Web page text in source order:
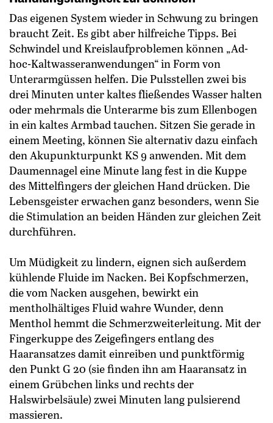
Das eigenen System wieder in Schwung zu bringen
braucht Zeit. Es gibt aber hilfreiche Tipps. Bei
Schwindel und Kreislaufproblemen können „Ad-
hoc-Kaltwasseranwendungen“ in Form von
Unterarmgüssen helfen. Die Pulsstellen zwei bis
drei Minuten ­unter kaltes fließendes Wasser halten
oder mehrmals die Unterarme bis zum Ellenbogen
in ein kaltes Armbad tauchen. Sitzen Sie gerade in
einem Meeting, können Sie alternativ dazu einfach
den Akupunkturpunkt KS 9 anwenden. Mit dem
Daumennagel ­eine Minute lang fest in die Kuppe
des Mittelfingers der gleichen Hand drücken. Die
Lebensgeister erwachen ganz besonders, wenn Sie
die Stimulation an beiden Händen zur gleichen Zeit
durchführen.
Um Müdigkeit zu lindern, eignen sich außerdem
kühlende Fluide im Nacken. Bei Kopfschmerzen,
die vom Nacken ausgehen, bewirkt ein
mentholhältiges Fluid wahre Wunder, denn
Menthol hemmt die Schmerz­weiterleitung. Mit der
Fingerkuppe des Zeigefingers entlang des
Haaransatzes damit einreiben und punktförmig
den Punkt G 20 (sie finden ihn am Haaransatz in
einem Grübchen links und rechts der
Halswirbelsäule) zwei Minuten lang pulsierend
massieren.